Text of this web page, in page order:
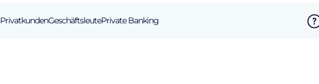
PrivatkundenGeschäftsleutePrivate Banking